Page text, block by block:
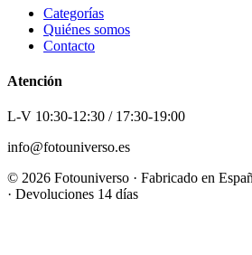
Categorías
Quiénes somos
Contacto
Atención
L-V 10:30-12:30 / 17:30-19:00
info@fotouniverso.es
© 2026 Fotouniverso · Fabricado en
· Devoluciones 14 días